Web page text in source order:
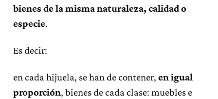
bienes de la misma naturaleza, calidad o
especie.
Es decir:
en cada hijuela, se han de contener, en igual
proporción, bienes de cada clase: muebles e